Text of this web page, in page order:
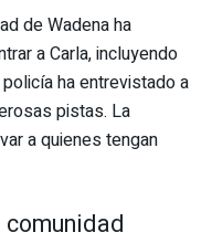
de Wadena ha
a Carla, incluyendo
ha entrevistado a
pistas. La
a quienes tengan